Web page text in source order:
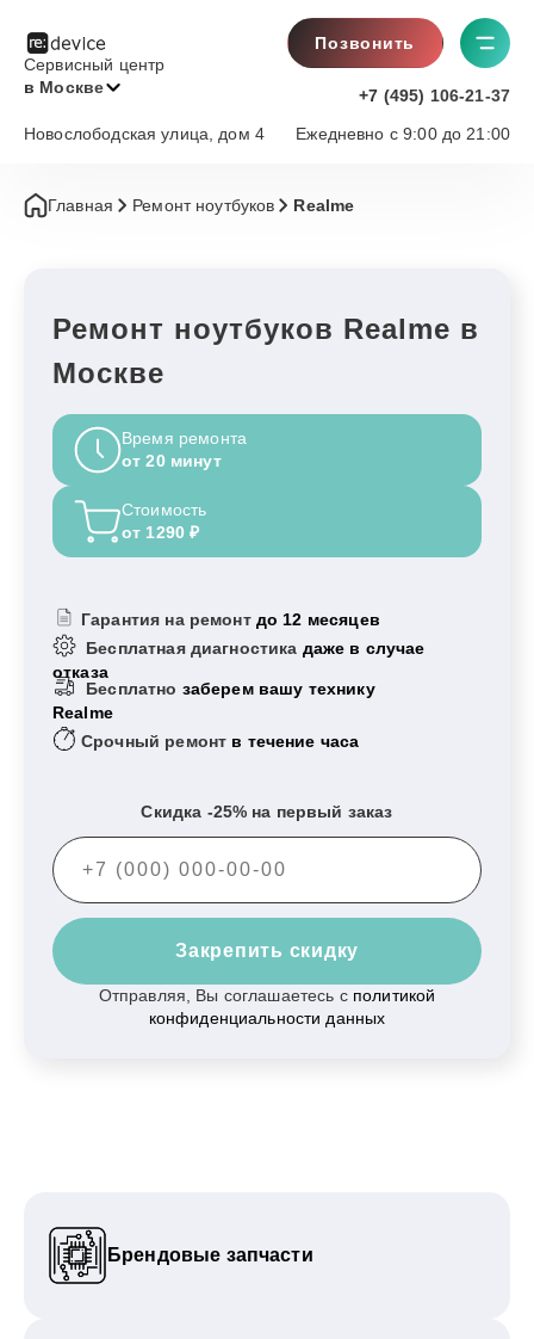
Сервисный центр
в Москве
Позвонить
+7 (495) 106-21-37
Ежедневно с 9:00 до 21:00
Новослободская улица, дом 4
Главная Ремонт ноутбуков Realme
Ремонт ноутбуков Realme в
Москве
Время ремонта
от 20 минут
Стоимость
от 1290 ₽
Гарантия на ремонт до 12 месяцев
Бесплатная диагностика даже в случае
отказа
Бесплатно заберем вашу технику
Realme
Срочный ремонт в течение часа
Скидка -25% на первый заказ
Закрепить скидку
Отправляя, Вы соглашаетесь с политикой
конфиденциальности данных
Брендовые запчасти